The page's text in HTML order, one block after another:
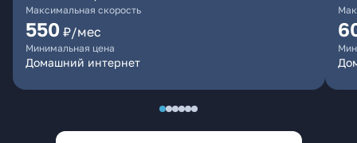
Максимальная скорость
550 ₽/мес
Минимальная цена
Домашний интернет